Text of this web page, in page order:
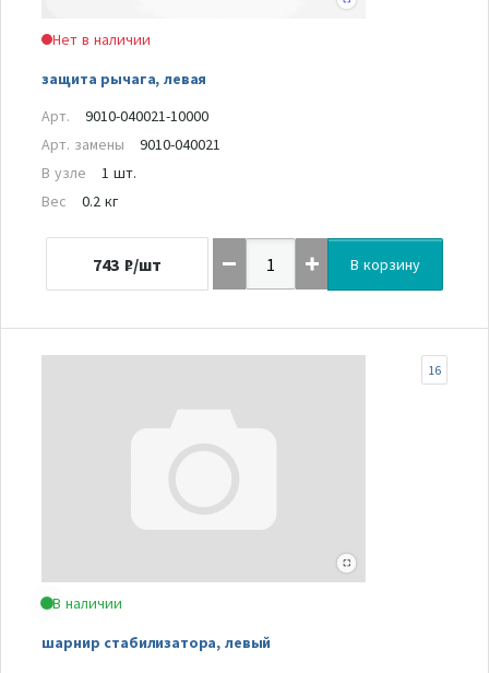
Нет в наличии
защита рычага, левая
Арт.
9010-040021-10000
Арт. замены
9010-040021
В узле
1 шт.
Вес
0.2 кг
743 ₽/шт В корзину
В наличии
шарнир стабилизатора, левый
16